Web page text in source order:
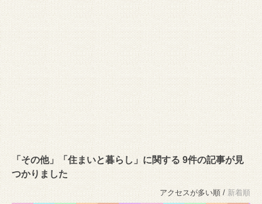
「その他」「住まいと暮らし」に関する 9件の記事が見
つかりました
アクセスが多い順 / 新着順